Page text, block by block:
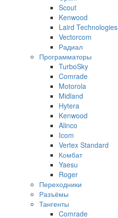
Scout
Kenwood
Laird Technologies
Vectorcom
Радиал
Программаторы
TurboSky
Comrade
Motorola
Midland
Hytera
Kenwood
Alinco
Icom
Vertex Standard
Комбат
Yaesu
Roger
Переходники
Разъёмы
Тангенты
Comrade